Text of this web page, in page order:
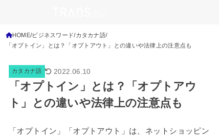
HOME ビジネスワード カタカナ語
「オプトイン」とは？「オプトアウト」との違いや法律上の注意点も
カタカナ語 2022.06.10
「オプトイン」とは？「オプトアウ
ト」との違いや法律上の注意点も
「オプトイン」「オプトアウト」は、ネットショッピン